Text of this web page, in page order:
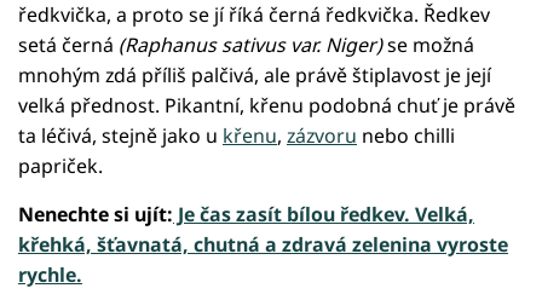
ředkvička, a proto se jí říká černá ředkvička. Ředkev
setá černá (Raphanus sativus var. Niger)se možná
mnohým zdá příliš palčivá, ale právě štiplavost je její
velká přednost. Pikantní, křenu podobná chuť je právě
ta léčivá, stejně jako u křenu, zázvoru nebo chilli
papriček.
Nenechte si ujít: Je čas zasít bílou ředkev. Velká,
křehká, šťavnatá, chutná a zdravá zelenina vyroste
rychle.